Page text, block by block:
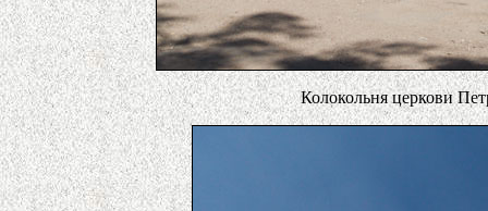
Колокольня церкови